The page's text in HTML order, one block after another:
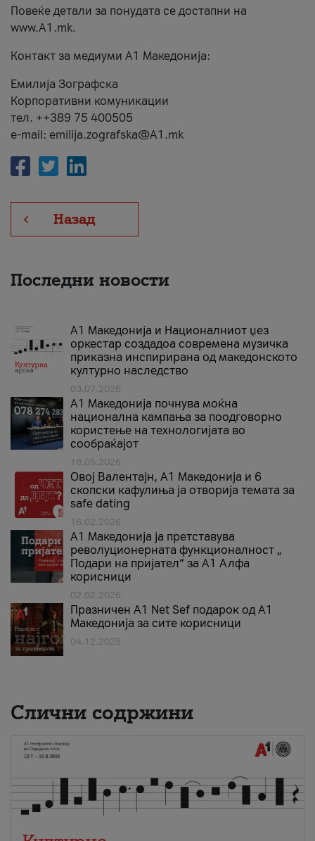
Повеќе детали за понудата се достапни на
www.А1.mk.
Контакт за медиуми А1 Македонија:
Емилија Зографска
Корпоративни комуникации
тел. ++389 75 400505
e-mail: emilija.zografska@A1.mk
Назад
Последни новости
А1 Македонија и Националниот џез
оркестар создадоа современа музичка
приказна инспирирана од македонското
културно наследство
03.07.2026
A1 Македонија почнува моќна
национална кампања за поодговорно
користење на технологијата во
сообраќајот
18.05.2026
Овој Валентајн, A1 Македонија и 6
скопски кафулиња ја отворија темата за
safe dating
16.02.2026
А1 Македонија ја претставува
револуционерната функционалност „
Подари на пријател“ за А1 Алфа
корисници
02.02.2026
Празничен A1 Net Sеf подарок од А1
Македонија за сите корисници
04.12.2025
Слични содржини